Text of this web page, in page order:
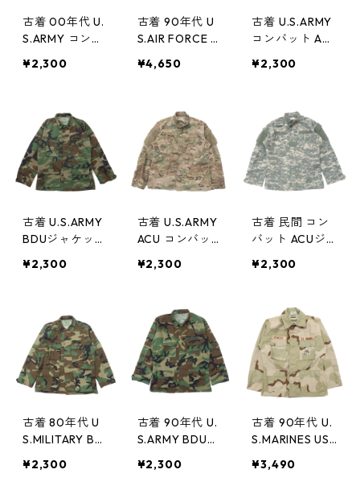
古着 00年代 U.
S.ARMY コンバ
ティーグジャケ
ー 米軍 サイズ
表記：M-LONG
gd76170
¥2,300
古着 90年代 U
S.AIR FORCE B
ウッドランド
サイズ表記：L-
SHORT gd691
92
¥4,650
古着 U.S.ARMY
コンバット AC
ジャケット デ
ミリタリー 米
軍 サイズ表
記：L-LONG
gd67723
¥2,300
古着 U.S.ARMY
BDUジャケット
ミリタリー 米
-LONG gd67
721
¥2,300
古着 U.S.ARMY
ACU コンバッ
マルチカム リ
ミリタリー 米
軍 サイズ表
記：M-REGULA
R gd76319
¥2,300
古着 民間 コン
バット ACUジ
タルカモ リッ
リタリー サイ
ズ表記：S-REG
ULAR gd7629
2
¥2,300
古着 80年代 U
S.MILITARY BD
ッドランド ミ
¥2,300
古着 90年代 U.
S.ARMY BDUジ
ドランド リッ
¥2,300
古着 90年代 U.
S.MARINES US
ィーグジャケッ
¥3,490